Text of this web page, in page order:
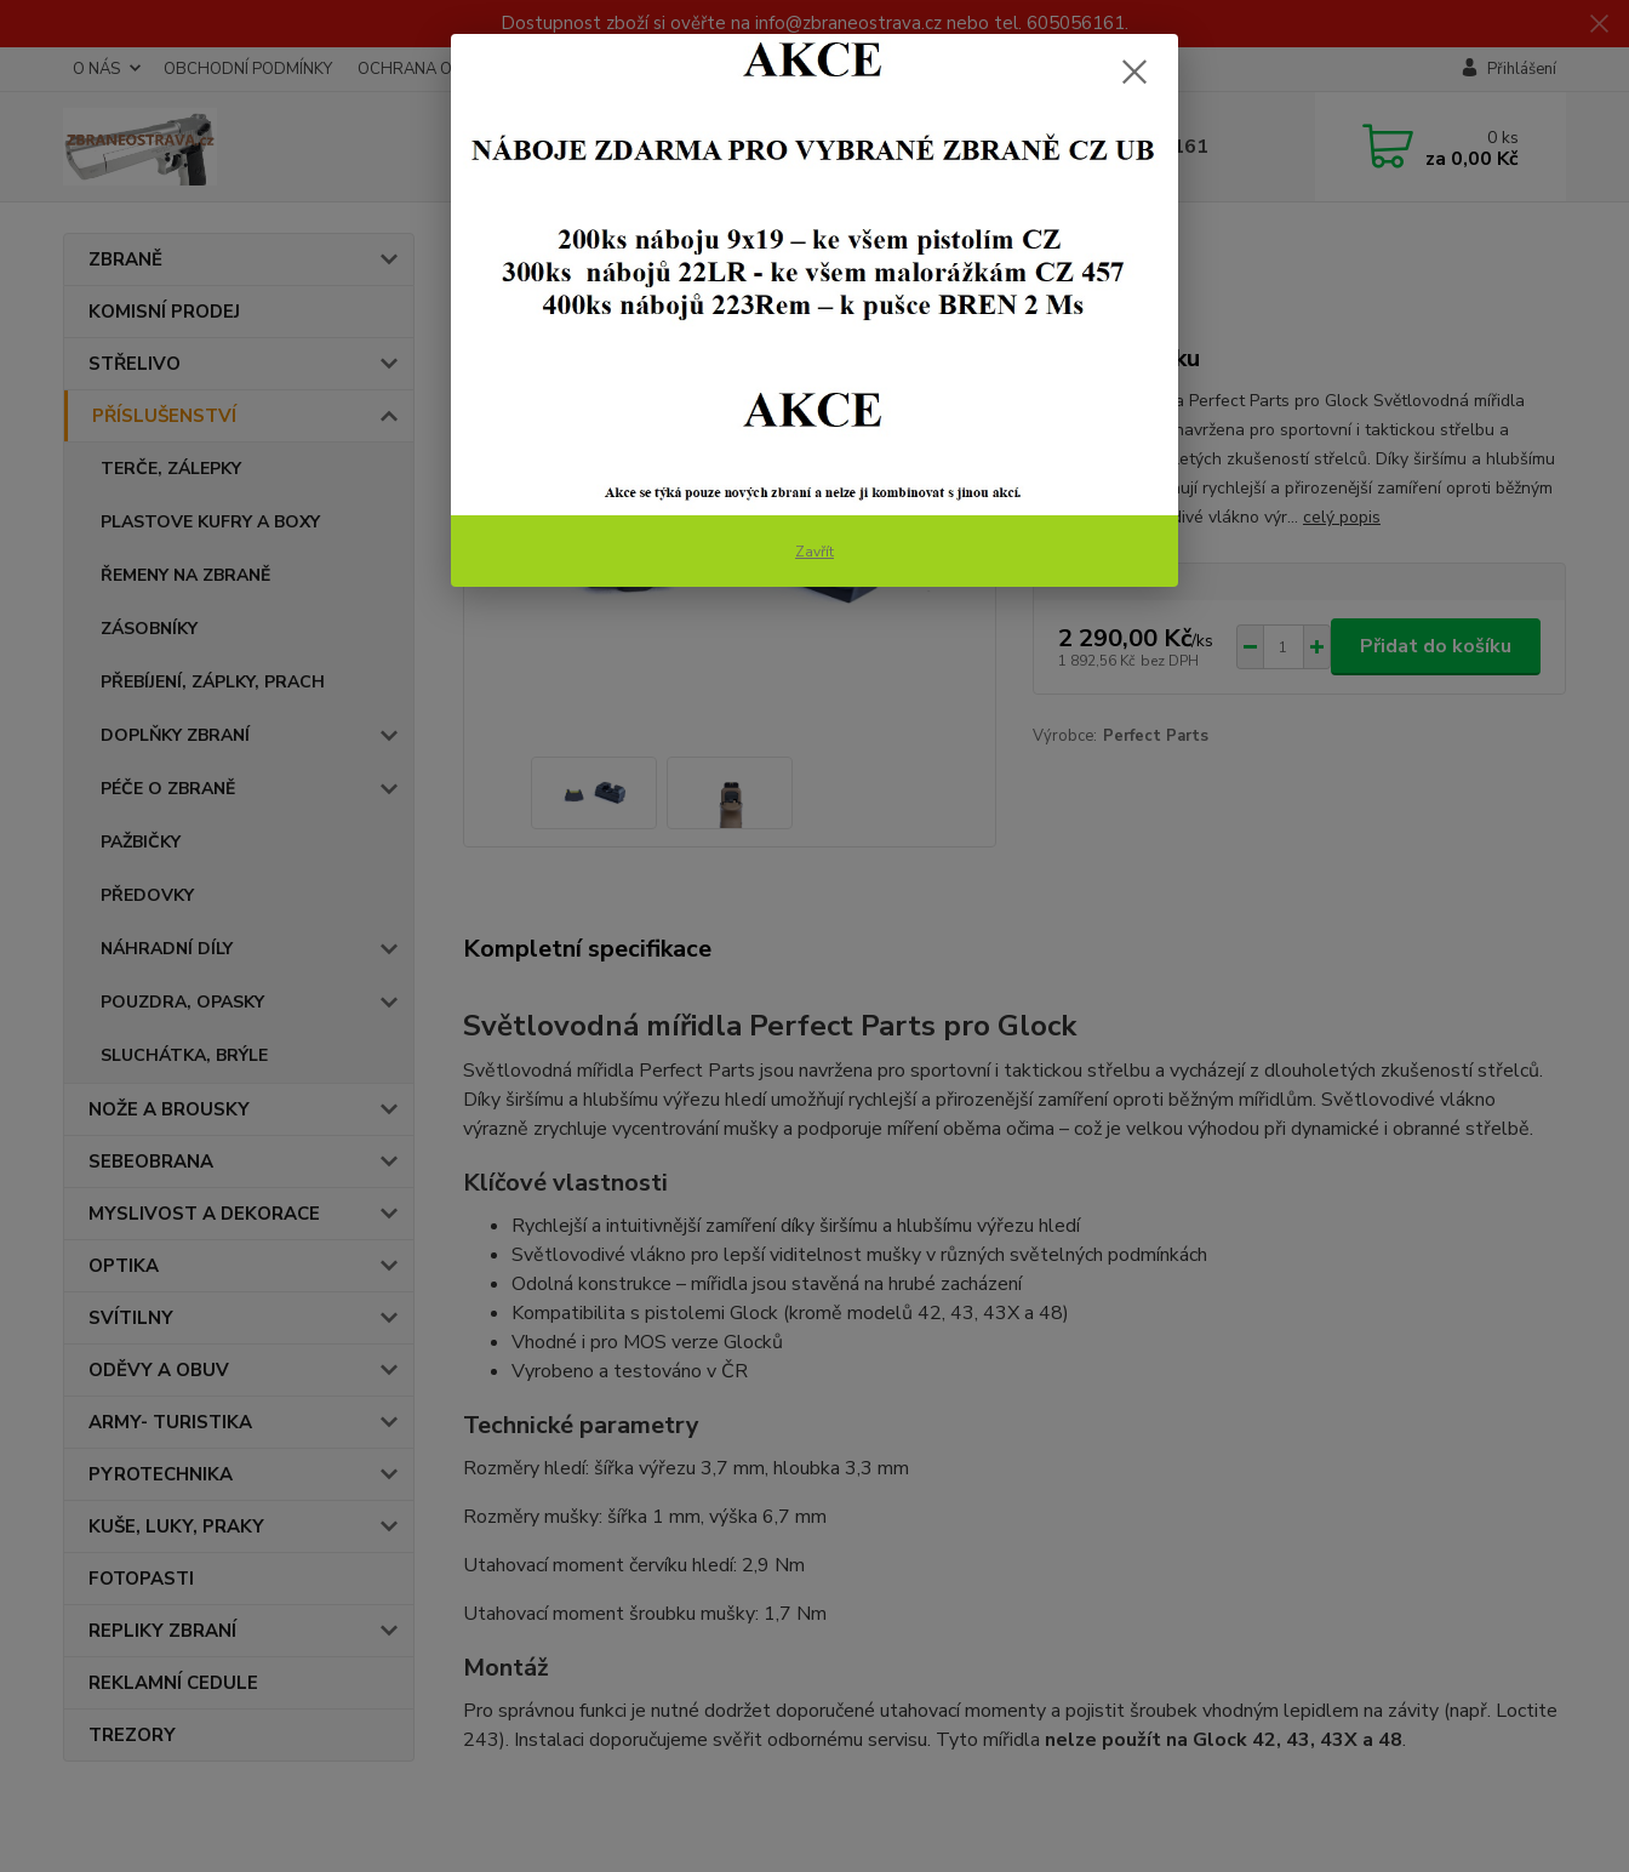
Dostupnost zboží si ověřte na info@zbraneostrava.cz nebo tel. 605056161.
O NÁS OBCHODNÍ PODMÍNKY OCHRANA OSOBNÍCH ÚDAJŮ Přihlášení
Hledat +420 605 056 161 0 ks
za 0,00 Kč
ZBRANĚ
KOMISNÍ PRODEJ
STŘELIVO
PŘÍSLUŠENSTVÍ
TERČE, ZÁLEPKY
PLASTOVE KUFRY A BOXY
ŘEMENY NA ZBRANĚ
ZÁSOBNÍKY
PŘEBÍJENÍ, ZÁPLKY, PRACH
DOPLŇKY ZBRANÍ
PÉČE O ZBRANĚ
PAŽBIČKY
PŘEDOVKY
NÁHRADNÍ DÍLY
POUZDRA, OPASKY
SLUCHÁTKA, BRÝLE
NOŽE A BROUSKY
SEBEOBRANA
MYSLIVOST A DEKORACE
OPTIKA
SVÍTILNY
ODĚVY A OBUV
ARMY- TURISTIKA
PYROTECHNIKA
KUŠE, LUKY, PRAKY
FOTOPASTI
REPLIKY ZBRANÍ
REKLAMNÍ CEDULE
TREZORY
PŘÍSLUŠENSTVÍ Světlovodná mířidla Glock
Světlovodná mířidla Glock
Na objednávku
Světlovodná mířidla Perfect Parts pro Glock Světlovodná mířidla
Perfect Parts jsou navržena pro sportovní i taktickou střelbu a
vycházejí z dlouholetých zkušeností střelců. Díky širšímu a hlubšímu
výřezu hledí umožňují rychlejší a přirozenější zamíření oproti běžným
mířidlům. Světlovodivé vlákno výr... celý popis
2 290,00 Kč/ks
1 892,56 Kč bez DPH
Přidat do košíku
Výrobce: Perfect Parts
Kompletní specifikace
Světlovodná mířidla Perfect Parts pro Glock
Světlovodná mířidla Perfect Parts jsou navržena pro sportovní i taktickou střelbu a vycházejí z dlouholetých zkušeností střelců.
Díky širšímu a hlubšímu výřezu hledí umožňují rychlejší a přirozenější zamíření oproti běžným mířidlům. Světlovodivé vlákno
výrazně zrychluje vycentrování mušky a podporuje míření oběma očima – což je velkou výhodou při dynamické i obranné střelbě.
Klíčové vlastnosti
Rychlejší a intuitivnější zamíření díky širšímu a hlubšímu výřezu hledí
Světlovodivé vlákno pro lepší viditelnost mušky v různých světelných podmínkách
Odolná konstrukce – mířidla jsou stavěná na hrubé zacházení
Kompatibilita s pistolemi Glock (kromě modelů 42, 43, 43X a 48)
Vhodné i pro MOS verze Glocků
Vyrobeno a testováno v ČR
Technické parametry
Rozměry hledí: šířka výřezu 3,7 mm, hloubka 3,3 mm
Rozměry mušky: šířka 1 mm, výška 6,7 mm
Utahovací moment červíku hledí: 2,9 Nm
Utahovací moment šroubku mušky: 1,7 Nm
Montáž
Pro správnou funkci je nutné dodržet doporučené utahovací momenty a pojistit šroubek vhodným lepidlem na závity (např. Loctite
243). Instalaci doporučujeme svěřit odbornému servisu. Tyto mířidla nelze použít na Glock 42, 43, 43X a 48.
Zavřít